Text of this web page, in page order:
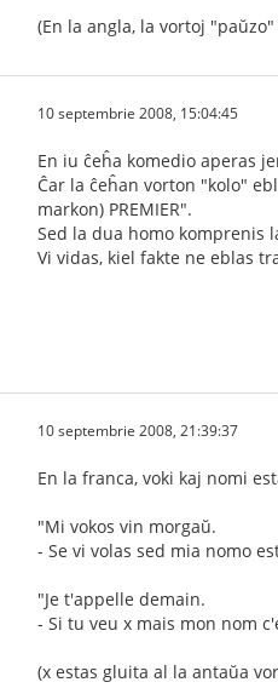
(En la angla, la vortoj
10 septembrie 2008, 15:04:45
En iu ĉeĥa komedio aperas
Ĉar la ĉeĥan vorton "kolo"
markon) PREMIER".
Sed la dua homo komprenis
Vi vidas, kiel fakte ne eblas
10 septembrie 2008, 21:39:37
En la franca, voki kaj nomi
"Mi vokos vin morgaŭ.
- Se vi volas sed mia nomo
"Je t'appelle demain.
- Si tu veu x mais mon nom
(x estas gluita al la antaŭa